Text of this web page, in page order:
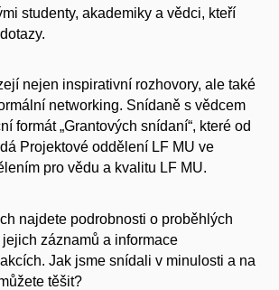
studenty, akademiky a vědci, kteří
nejen inspirativní rozhovory, ale také
networking. Snídaně s vědcem
formát „Grantových snídaní“, které od
Projektové oddělení LF MU ve
pro vědu a kvalitu LF MU.
najdete podrobnosti o proběhlých
záznamů a informace
Jak jsme snídali v minulosti a na
těšit?